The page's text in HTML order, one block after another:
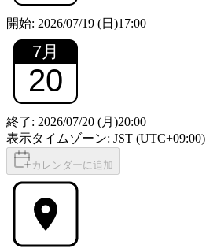
開始: 2026/07/19 (日)17:00
7月
20
終了: 2026/07/20 (月)20:00
表示タイムゾーン: JST (UTC+09:00)
カレンダーに追加